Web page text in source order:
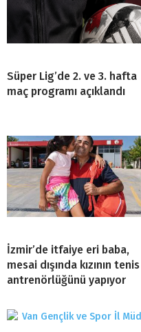
Süper Lig’de 2. ve 3. hafta
maç programı açıklandı
İzmir’de itfaiye eri baba,
mesai dışında kızının tenis
antrenörlüğünü yapıyor